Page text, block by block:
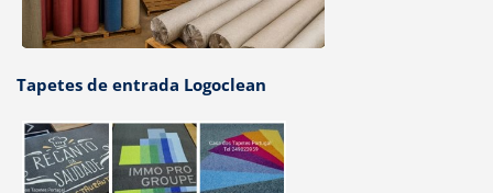
Tapetes de entrada Logoclean